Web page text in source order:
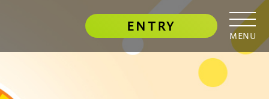
ENTRY
MENU